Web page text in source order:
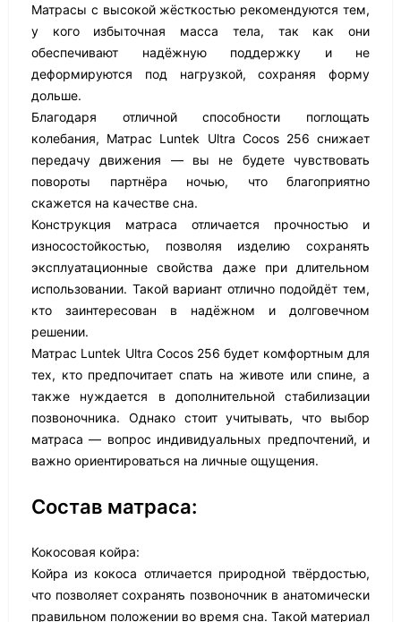
Матрасы с высокой жёсткостью рекомендуются тем,
у кого избыточная масса тела, так как они
обеспечивают надёжную поддержку и не
деформируются под нагрузкой, сохраняя форму
дольше.
Благодаря отличной способности поглощать
колебания, Матрас Luntek Ultra Cocos 256 снижает
передачу движения — вы не будете чувствовать
повороты партнёра ночью, что благоприятно
скажется на качестве сна.
Конструкция матраса отличается прочностью и
износостойкостью, позволяя изделию сохранять
эксплуатационные свойства даже при длительном
использовании. Такой вариант отлично подойдёт тем,
кто заинтересован в надёжном и долговечном
решении.
Матрас Luntek Ultra Cocos 256 будет комфортным для
тех, кто предпочитает спать на животе или спине, а
также нуждается в дополнительной стабилизации
позвоночника. Однако стоит учитывать, что выбор
матраса — вопрос индивидуальных предпочтений, и
важно ориентироваться на личные ощущения.
Состав матраса:
Кокосовая койра:
Койра из кокоса отличается природной твёрдостью,
что позволяет сохранять позвоночник в анатомически
правильном положении во время сна. Такой материал